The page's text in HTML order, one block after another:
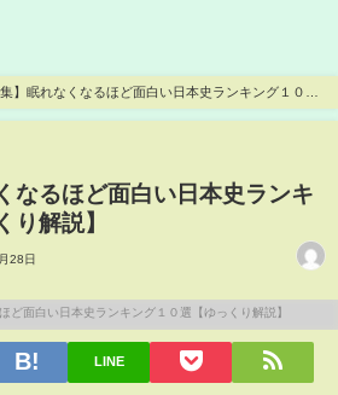
集】眠れなくなるほど面白い日本史ランキング１０選
なるほど面白い日本史ランキ
り解説】
28日
LINE